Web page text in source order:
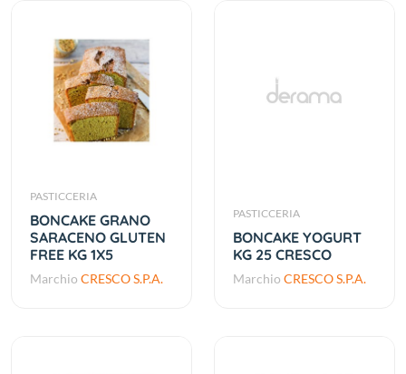
PASTICCERIA
BONCAKE GRANO
SARACENO GLUTEN
FREE KG 1X5
Marchio CRESCO S.P.A.
PASTICCERIA
BONCAKE YOGURT
KG 25 CRESCO
Marchio CRESCO S.P.A.